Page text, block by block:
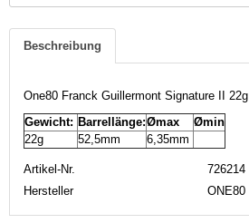
Beschreibung
One80 Franck Guillermont Signature II 22g
Gewicht: Barrellänge:Ømax
Ømin
22g
52,5mm 6,35mm
Artikel-Nr.
726214
Hersteller
ONE80